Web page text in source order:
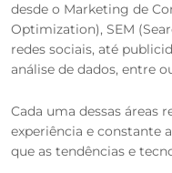
desde o Marketing de
Optimization), SEM
redes sociais, até
análise de dados, entre
Cada uma dessas áreas
experiência e constante
que as tendências e